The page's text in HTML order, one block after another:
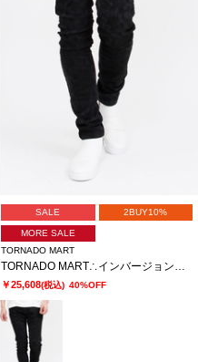
SALE 2BUY10%
MORE SALE
TORNADO MART
TORNADO MART∴インバージョンレオパードスキニーデニム
￥25,608(税込) 40%OFF